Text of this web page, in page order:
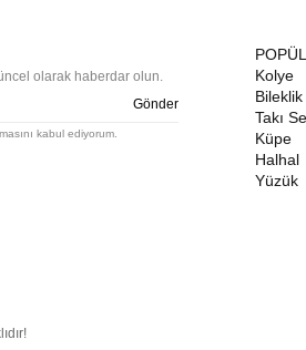
olarak haberdar olun.
Gönder
kabul ediyorum.
Kolye
Bileklik
Takı
Küpe
Halhal
Yüzük